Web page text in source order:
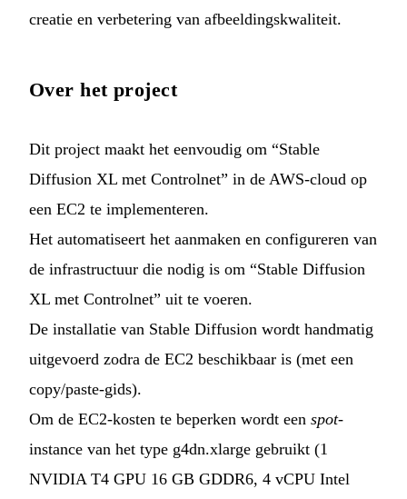
creatie en verbetering van afbeeldingskwaliteit.
Over het project
Dit project maakt het eenvoudig om “Stable
Diffusion XL met Controlnet” in de AWS-cloud op
een EC2 te implementeren.
Het automatiseert het aanmaken en configureren van
de infrastructuur die nodig is om “Stable Diffusion
XL met Controlnet” uit te voeren.
De installatie van Stable Diffusion wordt handmatig
uitgevoerd zodra de EC2 beschikbaar is (met een
copy/paste-gids).
Om de EC2-kosten te beperken wordt een spot-
instance van het type g4dn.xlarge gebruikt (1
NVIDIA T4 GPU 16 GB GDDR6, 4 vCPU Intel